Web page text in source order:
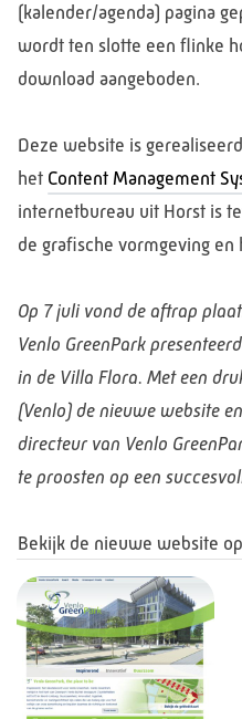
(kalender/agenda) pagina
wordt ten slotte een flinke
download aangeboden.
Deze website is
het Content Management
internetbureau uit Horst is
de grafische vormgeving en
Op 7 juli vond de aftrap
Venlo GreenPark
in de Villa Flora. Met een
(Venlo) de nieuwe website
directeur van Venlo
te proosten op een
Bekijk de nieuwe website